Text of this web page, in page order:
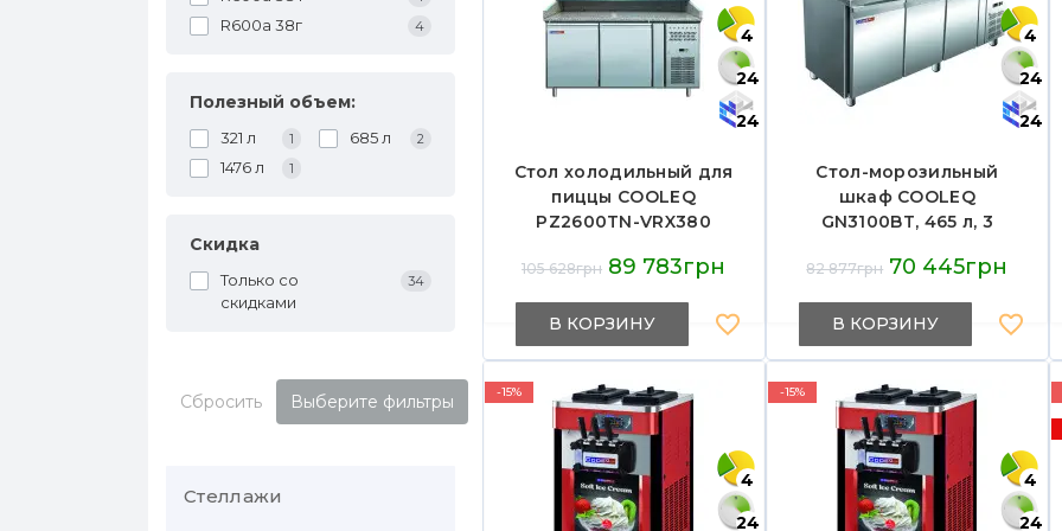
R600a 38г 4
Полезный объем:
321 л 1 685 л 2
1476 л 1
Скидка
Только со
cкидками
34
Сбросить Выберите фильтры
Стеллажи
4
24
24
Стол холодильный для
пиццы COOLEQ
PZ2600TN-VRX380
105 628грн 89 783грн
В КОРЗИНУ
4
24
24
Стол-морозильный
шкаф COOLEQ
GN3100BT, 465 л, 3
80 г, 510 Вт, 220 В,
12 мес гарантий, Китай
82 877грн 70 445грн
В КОРЗИНУ
-15%
4
24
-15%
4
24